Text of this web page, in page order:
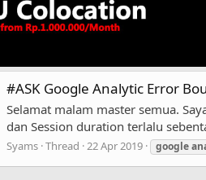
#ASK Google Analytic Error
Selamat malam master semua.
dan Session duration terlalu
Syams Thread 22 Apr 2019 google